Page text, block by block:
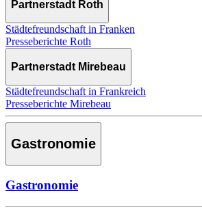
Partnerstadt Roth
Städtefreundschaft in Franken
Presseberichte Roth
Partnerstadt Mirebeau
Städtefreundschaft in Frankreich
Presseberichte Mirebeau
Gastronomie
Gastronomie